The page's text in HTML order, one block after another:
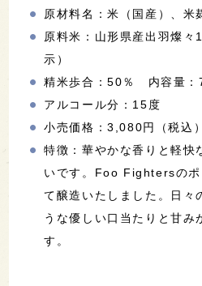
原材料名：米（国産）、米
原料米：山形県産出羽燦々
示）
精米歩合：50％ 内容量：
アルコール分：15度
小売価格：3,080円（税込）
特徴：華やかな香りと軽快
いです。Foo Fightersのポ
て醸造いたしました。日々
うな優しい口当たりと甘み
す。